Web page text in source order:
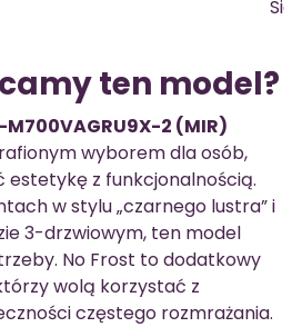
ten model?
2 (MIR)
wyborem dla osób,
estetykę z funkcjonalnością.
w stylu „czarnego lustra” i
3-drzwiowym, ten model
No Frost to dodatkowy
wolą korzystać z
częstego rozmrażania.